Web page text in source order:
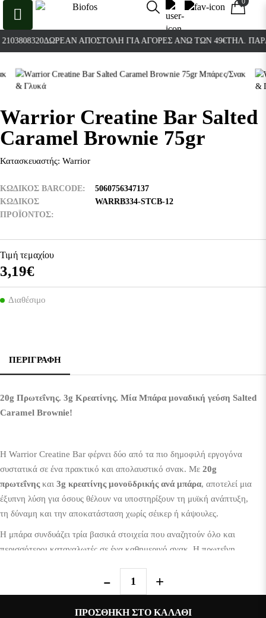
ΔΩΡΕΆΝ ΑΠΟΣΤΟΛΉ ΓΙΑ ΑΓΟΡΈΣ ΆΝΩ ΤΩΝ 49€ΤΗΛ.
Warrior Creatine Bar Salted
Caramel Brownie 75gr
Κατασκευαστής: Warrior
ΚΩΔΙΚΟΣ BARCODE
5060756347137
ΚΩΔΙΚΌΣ
ΠΡΟΪΌΝΤΟΣ
WARRB334-STCB-12
Τιμή τεμαχίου
3,19€
Διαθέσιμο
ΠΕΡΙΓΡΑΦΉ
20g Πρωτεΐνης. 3g Κρεατίνης. Μία Μπάρα μοναδική γεύση Salted
Caramel Brownie!
Η Warrior Creatine Bar φέρνει δύο από τα πιο δημοφιλή εργογόνα
συστατικά σε ένα πρακτικό και απολαυστικό σνακ. Με 20g
πρωτεΐνης και 3g κρεατίνης μονοϋδρικής ανά μπάρα, αποτελεί μια
έξυπνη λύση για όσους θέλουν να υποστηρίξουν τη μυϊκή ανάπτυξη,
τη δύναμη και την αποκατάσταση χωρίς σέικερ ή κάψουλες.
Η μπάρα συνδυάζει τρία βασικά στοιχεία που αναζητούν όλο και
περισσότεροι καταναλωτές σε ένα καθημερινό σνακ. Η πρωτεΐνη
αποτελεί ένα από τα πιο γνωστά συστατικά αθλητικής διατροφής, ενώ
η βρώμη προσφέρει σύνθετους υδατάνθρακες και φυτικές ίνες που
βοηθούν στη μεγαλύτερη αίσθηση κορεσμού. Το αποτέλεσμα είναι μια
ΠΡΟΣΘΉΚΗ ΣΤΟ ΚΑΛΆΘΙ